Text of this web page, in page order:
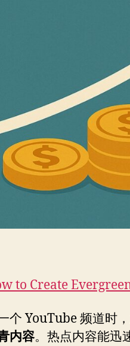
to Create
个 YouTube 频道时
内容。热点内容能